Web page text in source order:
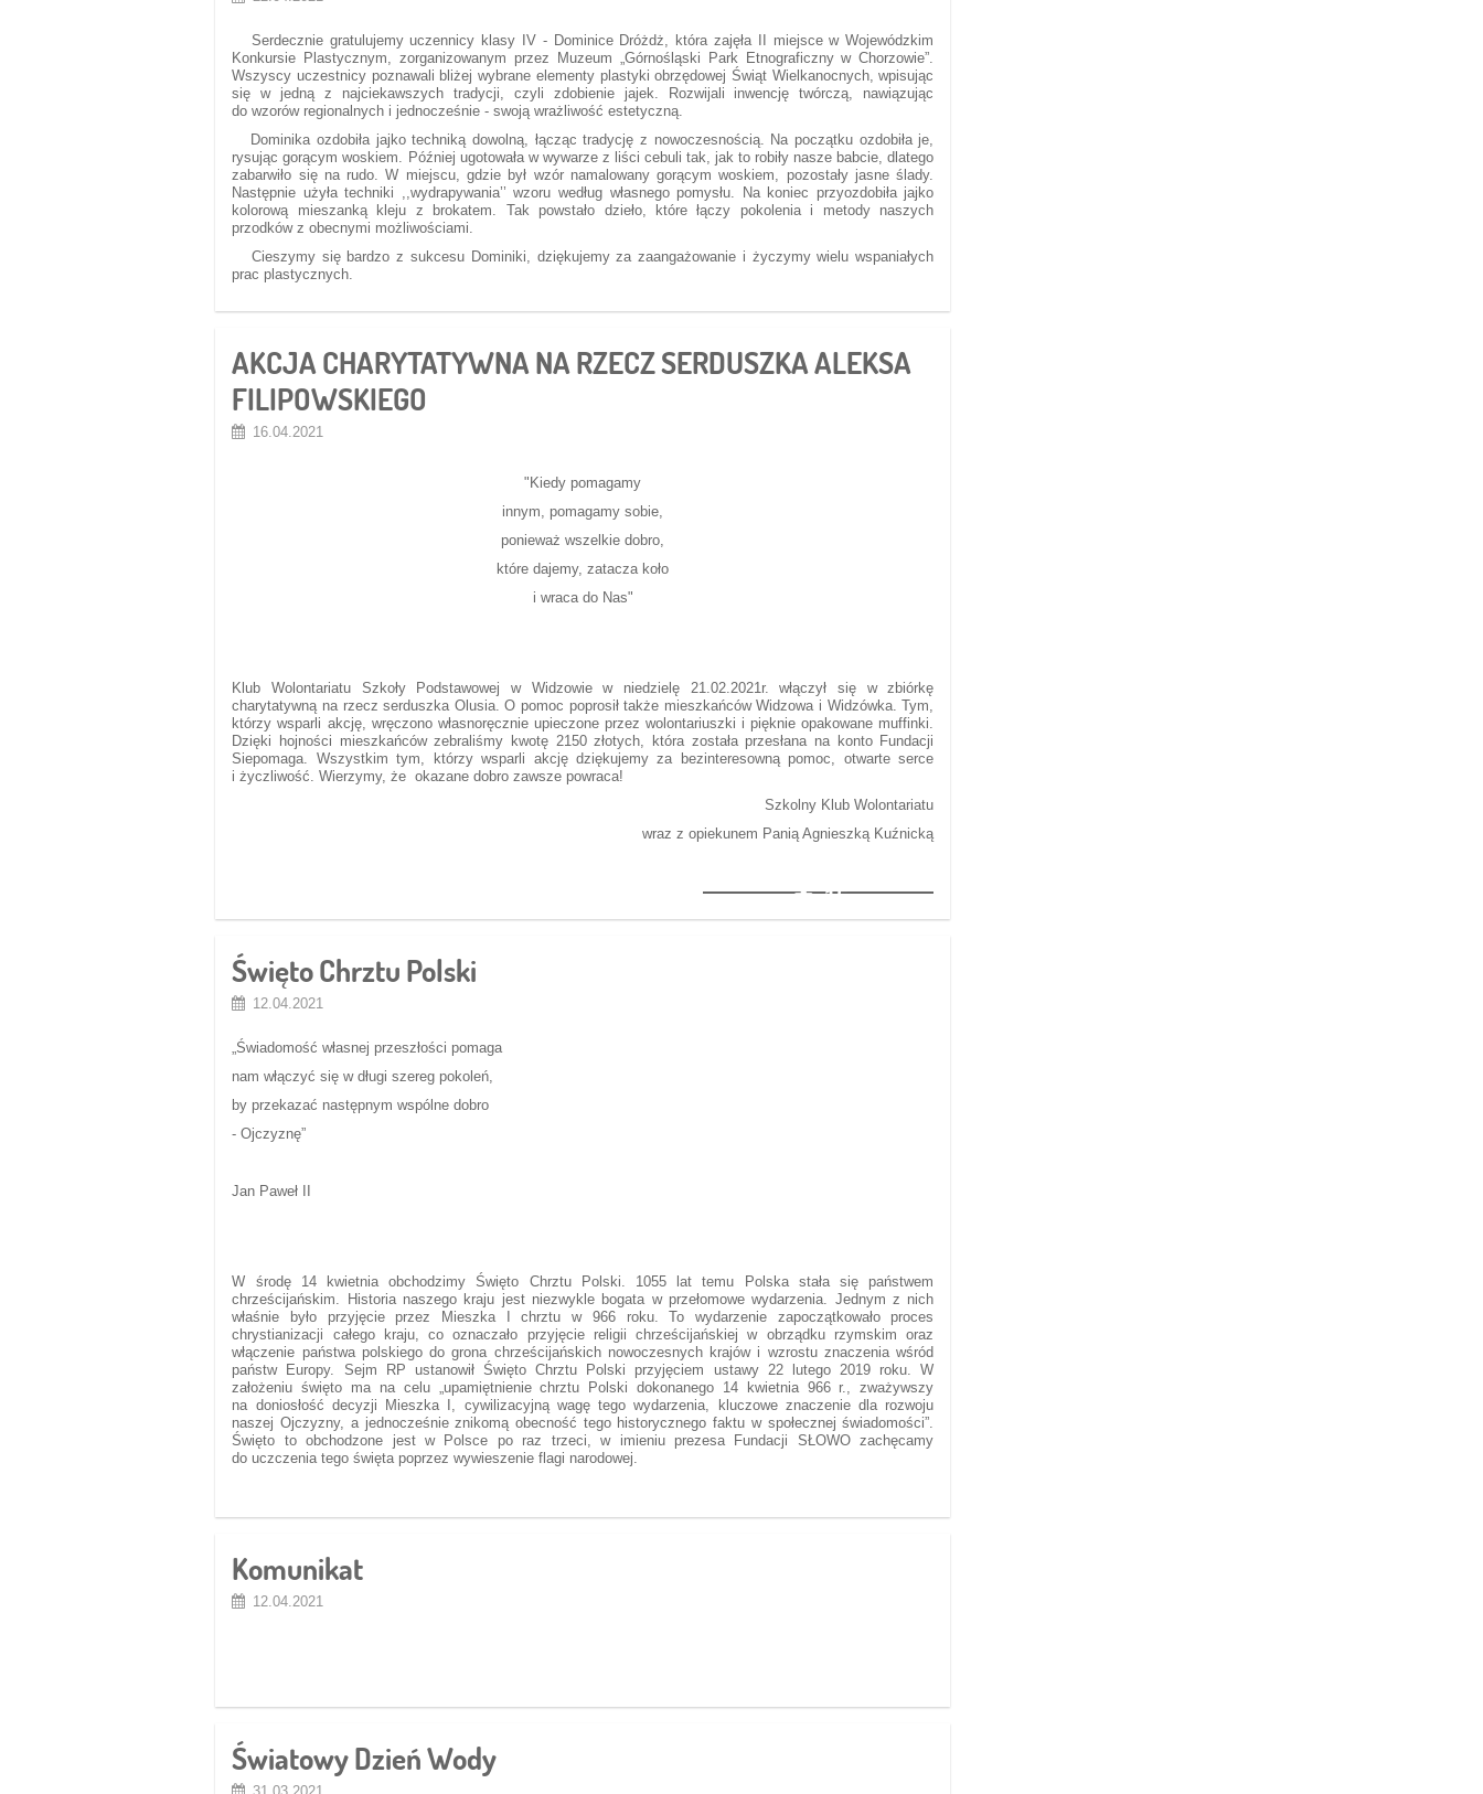
Serdecznie gratulujemy uczennicy klasy IV - Dominice Dróżdż, która zajęła II miejsce w Wojewódzkim
Konkursie Plastycznym, zorganizowanym przez Muzeum „Górnośląski Park Etnograficzny w Chorzowie”.
Wszyscy uczestnicy poznawali bliżej wybrane elementy plastyki obrzędowej Świąt Wielkanocnych, wpisując
się w jedną z najciekawszych tradycji, czyli zdobienie jajek. Rozwijali inwencję twórczą, nawiązując
do wzorów regionalnych i jednocześnie - swoją wrażliwość estetyczną.
Dominika ozdobiła jajko techniką dowolną, łącząc tradycję z nowoczesnością. Na początku ozdobiła je,
rysując gorącym woskiem. Później ugotowała w wywarze z liści cebuli tak, jak to robiły nasze babcie, dlatego
zabarwiło się na rudo. W miejscu, gdzie był wzór namalowany gorącym woskiem, pozostały jasne ślady.
Następnie użyła techniki ,,wydrapywania’’ wzoru według własnego pomysłu. Na koniec przyozdobiła jajko
kolorową mieszanką kleju z brokatem. Tak powstało dzieło, które łączy pokolenia i metody naszych
przodków z obecnymi możliwościami.
Cieszymy się bardzo z sukcesu Dominiki, dziękujemy za zaangażowanie i życzymy wielu wspaniałych
prac plastycznych.
AKCJA CHARYTATYWNA NA RZECZ SERDUSZKA ALEKSA
FILIPOWSKIEGO
16.04.2021
"Kiedy pomagamy
innym, pomagamy sobie,
ponieważ wszelkie dobro,
które dajemy, zatacza koło
i wraca do Nas"
Klub Wolontariatu Szkoły Podstawowej w Widzowie w niedzielę 21.02.2021r. włączył się w zbiórkę
charytatywną na rzecz serduszka Olusia. O pomoc poprosił także mieszkańców Widzowa i Widzówka. Tym,
którzy wsparli akcję, wręczono własnoręcznie upieczone przez wolontariuszki i pięknie opakowane muffinki.
Dzięki hojności mieszkańców zebraliśmy kwotę 2150 złotych, która została przesłana na konto Fundacji
Siepomaga. Wszystkim tym, którzy wsparli akcję dziękujemy za bezinteresowną pomoc, otwarte serce
i życzliwość. Wierzymy, że okazane dobro zawsze powraca!
Szkolny Klub Wolontariatu
wraz z opiekunem Panią Agnieszką Kuźnicką
15
Święto Chrztu Polski
12.04.2021
„Świadomość własnej przeszłości pomaga
nam włączyć się w długi szereg pokoleń,
by przekazać następnym wspólne dobro
- Ojczyznę”
Jan Paweł II
W środę 14 kwietnia obchodzimy Święto Chrztu Polski. 1055 lat temu Polska stała się państwem
chrześcijańskim. Historia naszego kraju jest niezwykle bogata w przełomowe wydarzenia. Jednym z nich
właśnie było przyjęcie przez Mieszka I chrztu w 966 roku. To wydarzenie zapoczątkowało proces
chrystianizacji całego kraju, co oznaczało przyjęcie religii chrześcijańskiej w obrządku rzymskim oraz
włączenie państwa polskiego do grona chrześcijańskich nowoczesnych krajów i wzrostu znaczenia wśród
państw Europy. Sejm RP ustanowił Święto Chrztu Polski przyjęciem ustawy 22 lutego 2019 roku. W
założeniu święto ma na celu „upamiętnienie chrztu Polski dokonanego 14 kwietnia 966 r., zważywszy
na doniosłość decyzji Mieszka I, cywilizacyjną wagę tego wydarzenia, kluczowe znaczenie dla rozwoju
naszej Ojczyzny, a jednocześnie znikomą obecność tego historycznego faktu w społecznej świadomości”.
Święto to obchodzone jest w Polsce po raz trzeci, w imieniu prezesa Fundacji SŁOWO zachęcamy
do uczczenia tego święta poprzez wywieszenie flagi narodowej.
Komunikat
12.04.2021
Światowy Dzień Wody